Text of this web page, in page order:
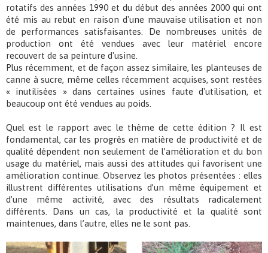
rotatifs des années 1990 et du début des années 2000 qui ont
été mis au rebut en raison d'une mauvaise utilisation et non
de performances satisfaisantes. De nombreuses unités de
production ont été vendues avec leur matériel encore
recouvert de sa peinture d'usine.
Plus récemment, et de façon assez similaire, les planteuses de
canne à sucre, même celles récemment acquises, sont restées
« inutilisées » dans certaines usines faute d'utilisation, et
beaucoup ont été vendues au poids.
Quel est le rapport avec le thème de cette édition ? Il est
fondamental, car les progrès en matière de productivité et de
qualité dépendent non seulement de l’amélioration et du bon
usage du matériel, mais aussi des attitudes qui favorisent une
amélioration continue. Observez les photos présentées : elles
illustrent différentes utilisations d’un même équipement et
d’une même activité, avec des résultats radicalement
différents. Dans un cas, la productivité et la qualité sont
maintenues, dans l’autre, elles ne le sont pas.